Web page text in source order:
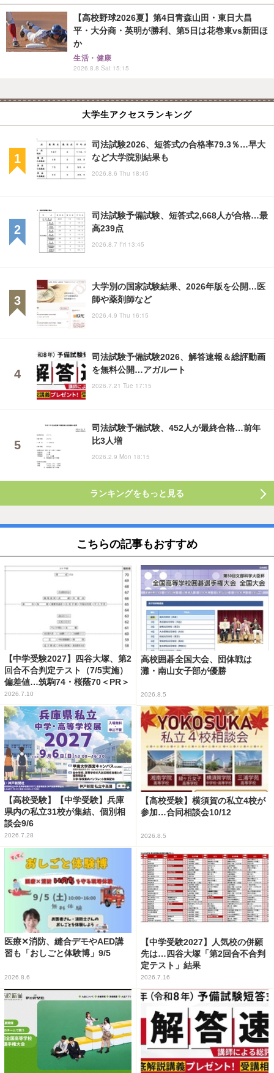
【高校野球2026夏】第4日青森山田・東日大昌
平・大分商・英明が勝利、第5日は花巻東vs新田ほ
か
生活・健康
2026.8.8 Sat 15:15
大学生アクセスランキング
司法試験2026、短答式の合格率79.3％…早大
など大学院別結果も
2026.8.6 Thu 18:45
司法試験予備試験、短答式2,668人が合格…最
高239点
2026.8.7 Fri 13:45
大学別の国家試験結果、2026年版を公開…医
師や薬剤師など
2026.4.9 Thu 16:15
司法試験予備試験2026、解答速報＆総評動画
を無料公開…アガルート
2026.7.21 Tue 17:15
司法試験予備試験、452人が最終合格…前年
比3人増
2026.2.9 Mon 18:15
ランキングをもっと見る
こちらの記事もおすすめ
【中学受験2027】四谷大塚、第2
回合不合判定テスト（7/5実施）
偏差値…筑駒74・桜蔭70＜PR＞
2026.7.10
高校囲碁全国大会、団体戦は
灘・南山女子部が優勝
2026.8.5
【高校受験】【中学受験】兵庫
県内の私立31校が集結、個別相
談会9/6
2026.7.28
【高校受験】横須賀の私立4校が
参加…合同相談会10/12
2026.8.5
医療✕消防、縫合デモやAED講
習も「おしごと体験博」9/5
2026.8.6
【中学受験2027】人気校の併願
先は…四谷大塚「第2回合不合判
定テスト」結果
2026.7.16